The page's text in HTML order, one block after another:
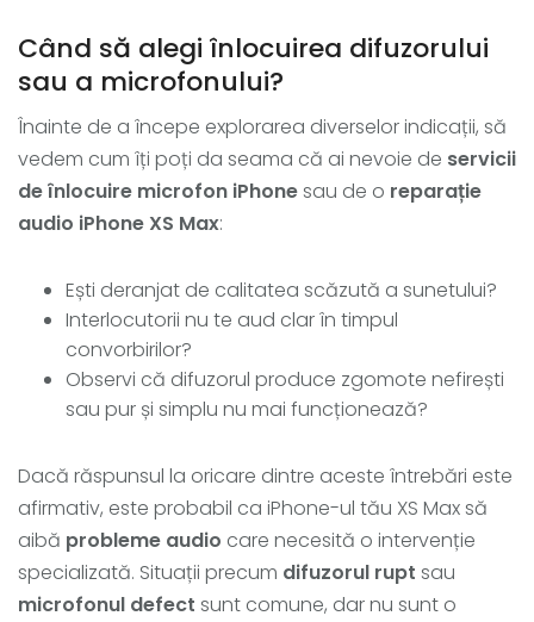
Când să alegi înlocuirea difuzorului
sau a microfonului?
Înainte de a începe explorarea diverselor indicații, să
vedem cum îți poți da seama că ai nevoie de servicii
de înlocuire microfon iPhonesau de o reparație
audio iPhone XS Max:
Ești deranjat de calitatea scăzută a sunetului?
Interlocutorii nu te aud clar în timpul
convorbirilor?
Observi că difuzorul produce zgomote nefirești
sau pur și simplu nu mai funcționează?
Dacă răspunsul la oricare dintre aceste întrebări este
afirmativ, este probabil ca iPhone-ul tău XS Max să
aibă probleme audio care necesită o intervenție
specializată. Situații precum difuzorul rupt sau
microfonul defect sunt comune, dar nu sunt o